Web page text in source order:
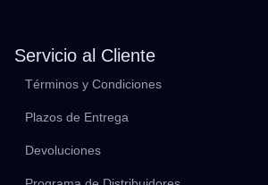
Servicio al Cliente
Términos y Condiciones
Plazos de Entrega
Devoluciones